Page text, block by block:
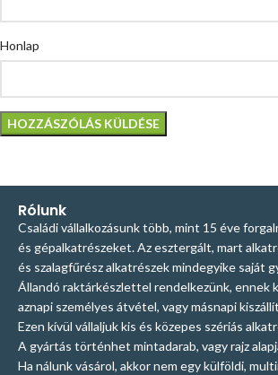
Honlap
Rólunk
Családi vállalkozásunk több, mint 15 éve
és gépalkatrészeket. Az esztergált, mart
és szalagfűrész alkatrészek mindegyike saját
Állandó raktárkészlettel rendelkezünk, ennek
aznapi személyes átvétel, vagy másnapi
Ezen kívül vállaljuk kis és közepes szériás
A gyártás történhet mintadarab, vagy rajz
Ha nálunk vásárol, akkor nem egy külföldi,